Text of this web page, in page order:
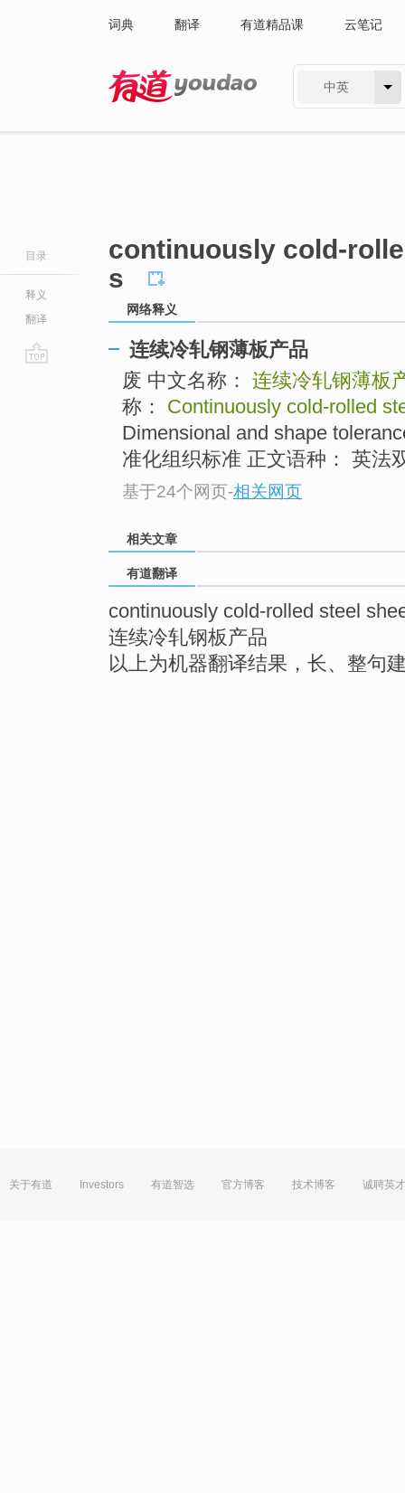
词典 翻译 有道精品课 云笔记
中英
目录
释义
翻译
continuously cold-
s
网络释义
连续冷轧钢薄板产品
废 中文名称： 连续冷轧钢薄板
称： Continuously cold-rolled
Dimensional and shape
准化组织标准 正文语种： 英法
基于24个网页-相关网页
相关文章
有道翻译
continuously cold-rolled steel
连续冷轧钢板产品
以上为机器翻译结果，长、整句
关于有道 Investors 有道智选 官方博客 技术博客 诚聘英才